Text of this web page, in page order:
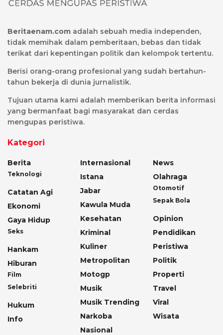
Beritaenam.com adalah sebuah media independen,
tidak memihak dalam pemberitaan, bebas dan tidak
terikat dari kepentingan politik dan kelompok tertentu.
Berisi orang-orang profesional yang sudah bertahun-
tahun bekerja di dunia jurnalistik.
Tujuan utama kami adalah memberikan berita informasi
yang bermanfaat bagi masyarakat dan cerdas
mengupas peristiwa.
Kategori
Berita
Teknologi
Catatan Agi
Ekonomi
Gaya Hidup
Seks
Hankam
Hiburan
Film
Selebriti
Hukum
Info
Internasional
Istana
Jabar
Kawula Muda
Kesehatan
Kriminal
Kuliner
Metropolitan
Motogp
Musik
Musik Trending
Narkoba
Nasional
News
Olahraga
Otomotif
Sepak Bola
Opinion
Pendidikan
Peristiwa
Politik
Properti
Travel
Viral
Wisata